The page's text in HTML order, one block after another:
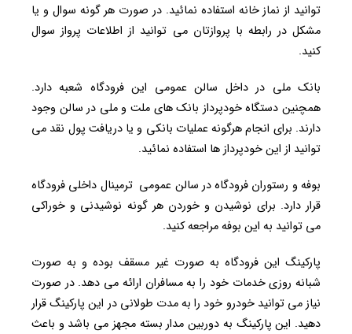
توانید از نماز خانه استفاده نمائید. در صورت هر گونه سوال و یا
مشکل در رابطه با پروازتان می توانید از اطلاعات پرواز سوال
کنید.
بانک ملی در داخل سالن عمومی این فرودگاه شعبه دارد.
همچنین دستگاه خودپرداز بانک های ملت و ملی در سالن وجود
دارند. برای انجام هرگونه عملیات بانکی و یا دریافت پول نقد می
توانید از این خودپرداز ها استفاده نمائید.
بوفه و رستوران فرودگاه در سالن عمومی ترمینال داخلی فرودگاه
قرار دارد. برای نوشیدن و خوردن هر گونه نوشیدنی و خوراکی
می توانید به این بوفه مراجعه کنید.
پارکینگ این فرودگاه به صورت غیر مسقف بوده و به صورت
شبانه روزی خدمات خود را به مسافران ارائه می دهد. در صورت
نیاز می توانید خودرو خود را به مدت طولانی در این پارکینگ قرار
دهید. این پارکینگ به دوربین مدار بسته مجهز می باشد و باعث